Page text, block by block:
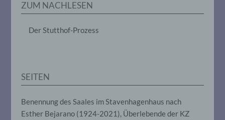
ZUM NACHLESEN
Der Stutthof-Prozess
SEITEN
Benennung des Saales im Stavenhagenhaus nach
Esther Bejarano (1924-2021), Überlebende der KZ
das Ordnen, die Speicherung, die
Auslesen, das Abfragen, die Verwendung,
die Offenlegung durch Übermittlung,
d) Einschränkung der Verarbeitung